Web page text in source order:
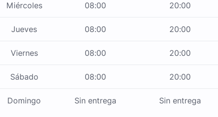
Miércoles 08:00 20:00
Jueves 08:00 20:00
Viernes 08:00 20:00
Sábado 08:00 20:00
Domingo Sin entrega Sin entrega